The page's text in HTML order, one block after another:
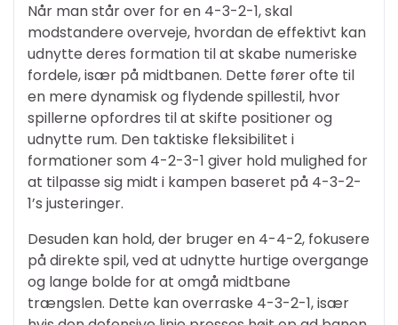
Når man står over for en 4-3-2-1, skal
modstandere overveje, hvordan de effektivt kan
udnytte deres formation til at skabe numeriske
fordele, især på midtbanen. Dette fører ofte til
en mere dynamisk og flydende spillestil, hvor
spillerne opfordres til at skifte positioner og
udnytte rum. Den taktiske fleksibilitet i
formationer som 4-2-3-1 giver hold mulighed for
at tilpasse sig midt i kampen baseret på 4-3-2-
1’s justeringer.
Desuden kan hold, der bruger en 4-4-2, fokusere
på direkte spil, ved at udnytte hurtige overgange
og lange bolde for at omgå midtbane
trængslen. Dette kan overraske 4-3-2-1, især